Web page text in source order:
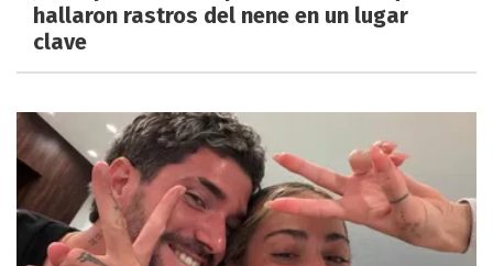
hallaron rastros del nene en un lugar
clave